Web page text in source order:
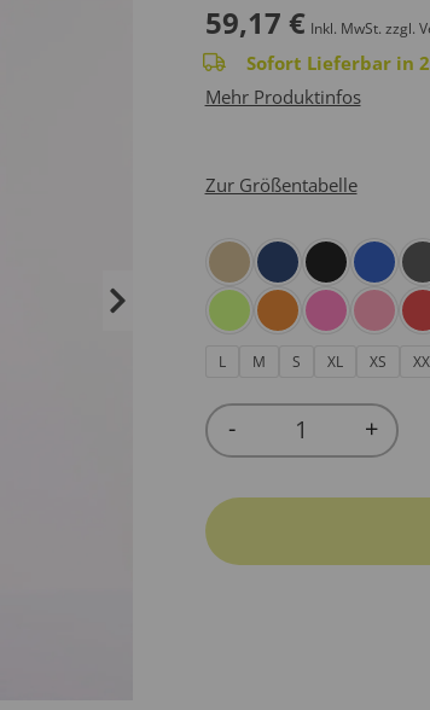
59,17 € Inkl. MwSt. zzgl.
Sofort Lieferbar in
Mehr Produktinfos
Zur Größentabelle
L M S XL XS
Quantity
- +